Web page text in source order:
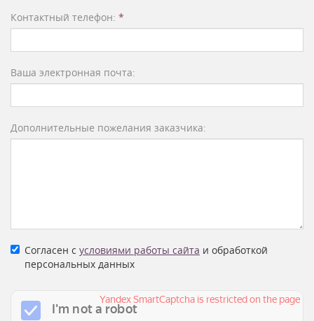
Контактный телефон: *
Ваша электронная почта:
Дополнительные пожелания заказчика:
Согласен с условиями работы сайта и обработкой
персональных данных